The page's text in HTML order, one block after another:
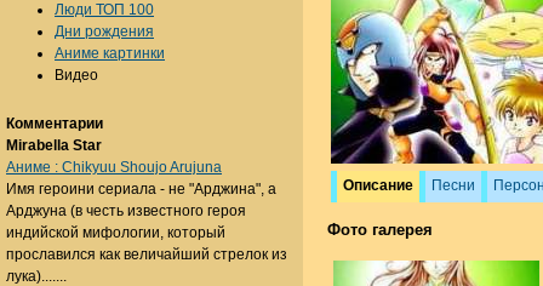
Описание Песни
Фото галерея
Люди ТОП 100
Дни рождения
Аниме картинки
Видео
Комментарии
Mirabella Star
Аниме : Chikyuu Shoujo Arujuna
Имя героини сериала - не "Арджина", а
Арджуна (в честь известного героя
индийской мифологии, который
прославился как величайший стрелок из
лука).......